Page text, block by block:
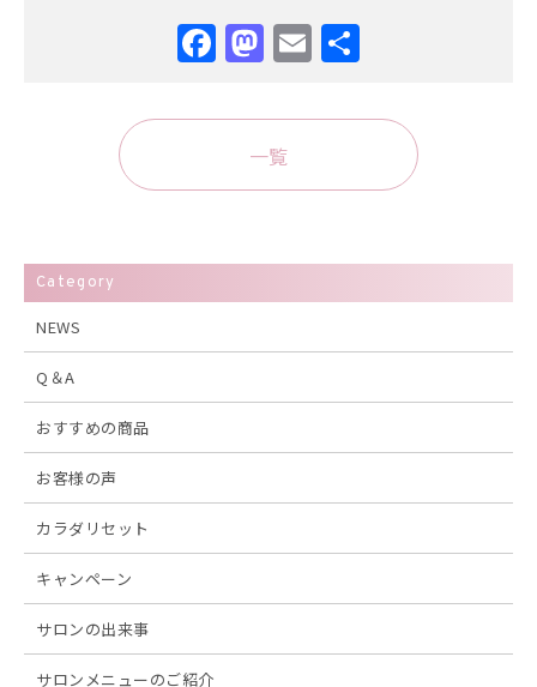
Facebook
Mastodon
Email
一覧
Category
NEWS
Q＆A
おすすめの商品
お客様の声
カラダリセット
キャンペーン
サロンの出来事
サロンメニューのご紹介